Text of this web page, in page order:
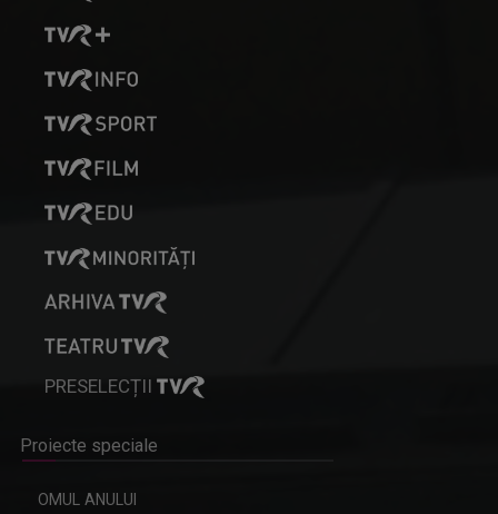
PRESELECȚII
Proiecte speciale
OMUL ANULUI